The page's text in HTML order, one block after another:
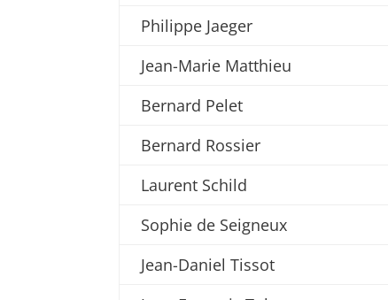
Philippe Jaeger
Jean-Marie Matthieu
Bernard Pelet
Bernard Rossier
Laurent Schild
Sophie de Seigneux
Jean-Daniel Tissot